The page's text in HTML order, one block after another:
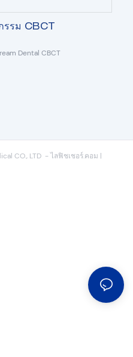
รม CBCT
Dental CBCT
CO., LTD -ไลฟิชเชอร์.คอม |